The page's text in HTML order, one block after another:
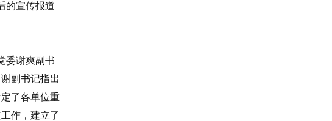
的宣传报道
委谢爽副书
副书记指出
了各单位重
作，建立了